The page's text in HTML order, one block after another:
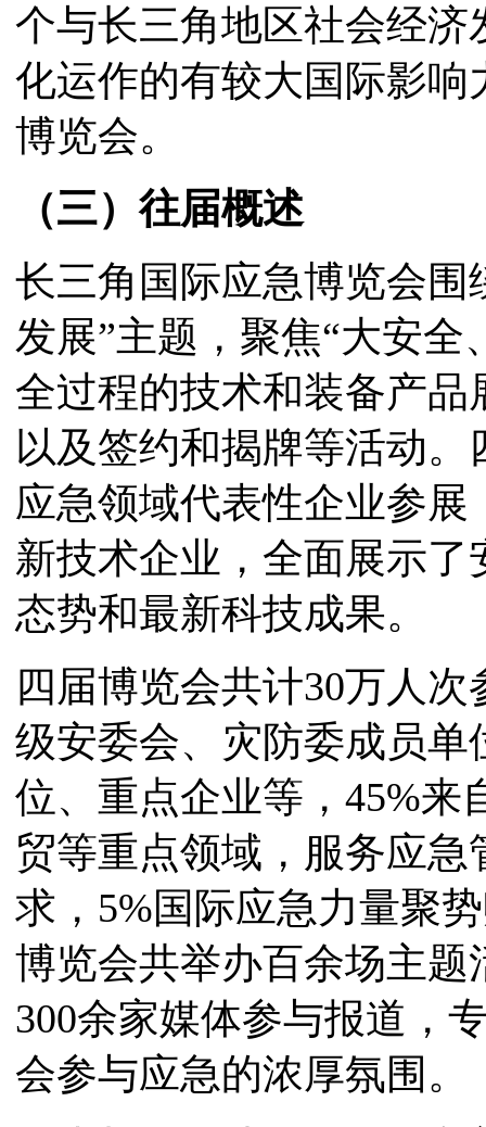
个与长三角地区社会经
化运作的有较大国际影
博览会。
（三）往届概述
长三角国际应急博览会围
发展”主题，聚焦“大安
全过程的技术和装备产
以及签约和揭牌等活动。
应急领域代表性企业参
新技术企业，全面展示
态势和最新科技成果。
四届博览会共计30万人
级安委会、灾防委成员
位、重点企业等，45%来
贸等重点领域，服务应
求，5%国际应急力量聚
博览会共举办百余场主
300余家媒体参与报道，
会参与应急的浓厚氛围。